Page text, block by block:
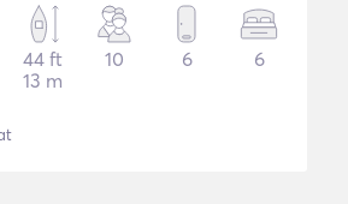
44 ft
13 m
10 6 6